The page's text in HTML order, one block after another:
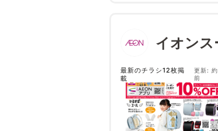
イオンス
最新のチラシ12枚掲
載
更新:
前